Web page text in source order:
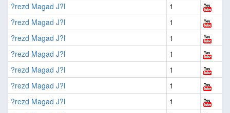
?rezd Magad J?l
1
?rezd Magad J?l
1
?rezd Magad J?l
1
?rezd Magad J?l
1
?rezd Magad J?l
1
?rezd Magad J?l
1
?rezd Magad J?l
1